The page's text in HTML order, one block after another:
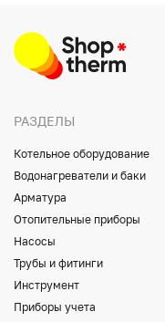
РАЗДЕЛЫ
Котельное оборудование
Водонагреватели и баки
Арматура
Отопительные приборы
Насосы
Трубы и фитинги
Инструмент
Приборы учета